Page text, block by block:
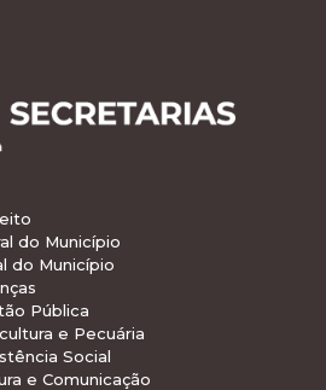
do Município
do Município
Pública
e Pecuária
Social
e Comunicação